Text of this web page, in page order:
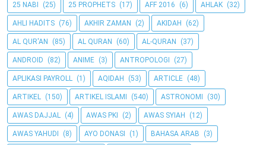
25 NABI (25) 25 PROPHETS (17) AFF 2016 (6) AHLAK (32)
AHLI HADITS (76) AKHIR ZAMAN (2) AKIDAH (62)
AL QUR'AN (85) AL QURAN (60) AL-QURAN (37)
ANDROID (82) ANIME (3) ANTROPOLOGI (27)
APLIKASI PAYROLL (1) AQIDAH (53) ARTICLE (48)
ARTIKEL (150) ARTIKEL ISLAMI (540) ASTRONOMI (30)
AWAS DAJJAL (4) AWAS PKI (2) AWAS SYIAH (12)
AWAS YAHUDI (8) AYO DONASI (1) BAHASA ARAB (3)